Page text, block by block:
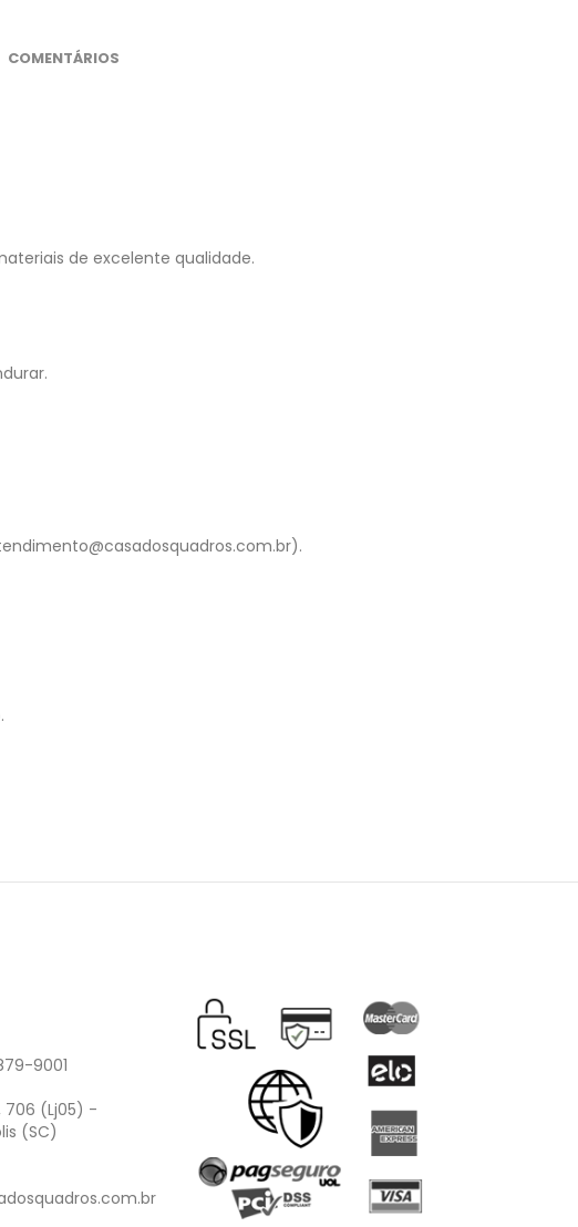
COMENTÁRIOS
de excelente qualidade.
9001
706 (Lj05) -
(SC)